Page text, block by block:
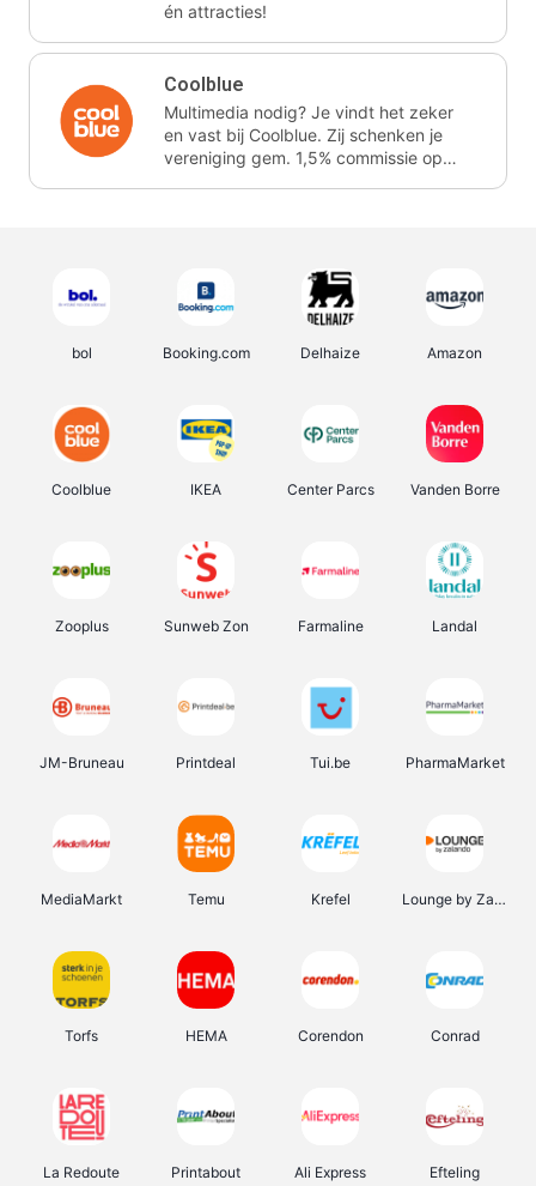
én attracties!
Coolblue
Multimedia nodig? Je vindt het zeker
en vast bij Coolblue. Zij schenken je
vereniging gem. 1,5% commissie op
bol Booking.com Delhaize Amazon
Coolblue IKEA Center Parcs Vanden Borre
Zooplus Sunweb Zon Farmaline Landal
JM-Bruneau Printdeal Tui.be PharmaMarket
MediaMarkt Temu Krefel Lounge by Zalando
Torfs HEMA Corendon Conrad
La Redoute Printabout Ali Express Efteling